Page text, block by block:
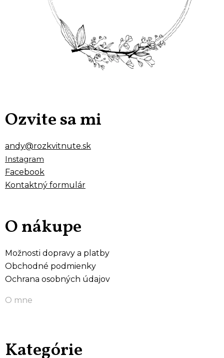
Ozvite sa mi
andy@rozkvitnute.sk
Instagram
Facebook
Kontaktný formulár
O nákupe
Možnosti dopravy a platby
Obchodné podmienky
Ochrana osobných údajov
O mne
Kategórie